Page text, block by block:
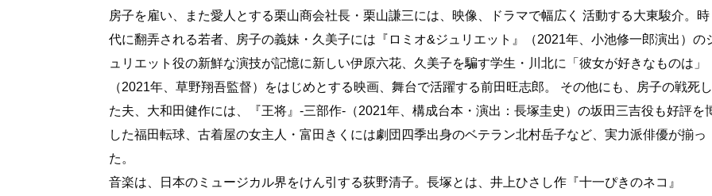
房子を雇い、また愛人とする栗山商会社長・栗山謙三には、映像、ドラマで幅広く 活動する大東駿介。時
代に翻弄される若者、房子の義妹・久美子には『ロミオ&ジュリエット』（2021年、小池修一郎演出）の
ュリエット役の新鮮な演技が記憶に新しい伊原六花、久美子を騙す学生・川北に「彼女が好きなものは」
（2021年、草野翔吾監督）をはじめとする映画、舞台で活躍する前田旺志郎。 その他にも、房子の戦死し
た夫、大和田健作には、『王将』-三部作-（2021年、構成台本・演出：長塚圭史）の坂田三吉役も好評を
した福田転球、古着屋の女主人・富田きくには劇団四季出身のベテラン北村岳子など、実力派俳優が揃っ
た。
音楽は、日本のミュージカル界をけん引する荻野清子。長塚とは、井上ひさし作『十一ぴきのネコ』